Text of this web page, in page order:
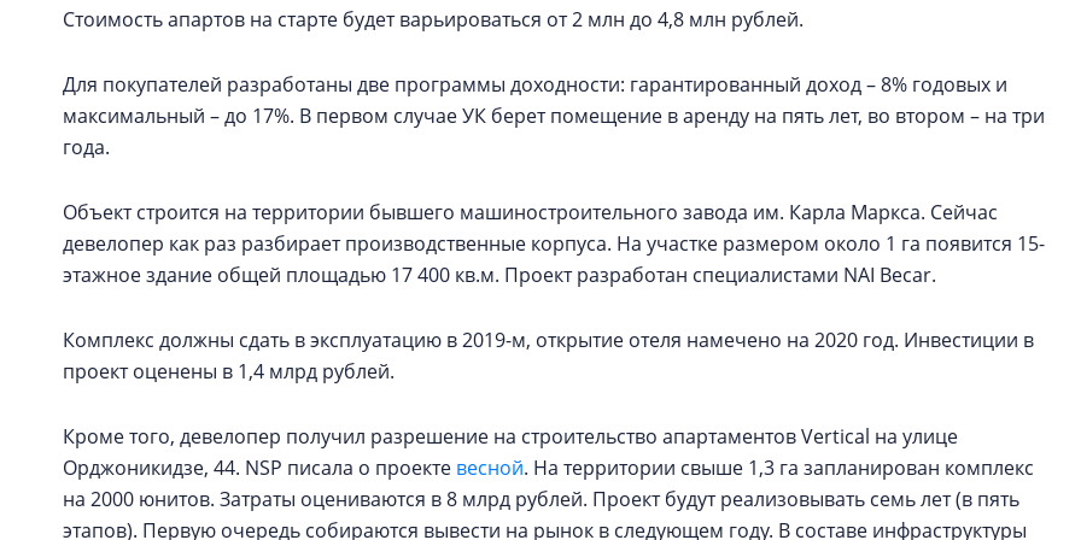
Стоимость апартов на старте будет варьироваться от 2 млн до 4,8 млн рублей.
Для покупателей разработаны две программы доходности: гарантированный доход – 8% годовых и
максимальный – до 17%. В первом случае УК берет помещение в аренду на пять лет, во втором – на три
года.
Объект строится на территории бывшего машиностроительного завода им. Карла Маркса. Сейчас
девелопер как раз разбирает производственные корпуса. На участке размером около 1 га появится 15-
этажное здание общей площадью 17 400 кв.м. Проект разработан специалистами NAI Becar.
Комплекс должны сдать в эксплуатацию в 2019-м, открытие отеля намечено на 2020 год. Инвестиции в
проект оценены в 1,4 млрд рублей.
Кроме того, девелопер получил разрешение на строительство апартаментов Vertical на улице
Орджоникидзе, 44. NSP писала о проекте весной. На территории свыше 1,3 га запланирован комплекс
на 2000 юнитов. Затраты оцениваются в 8 млрд рублей. Проект будут реализовывать семь лет (в пять
этапов). Первую очередь собираются вывести на рынок в следующем году. В составе инфраструктуры